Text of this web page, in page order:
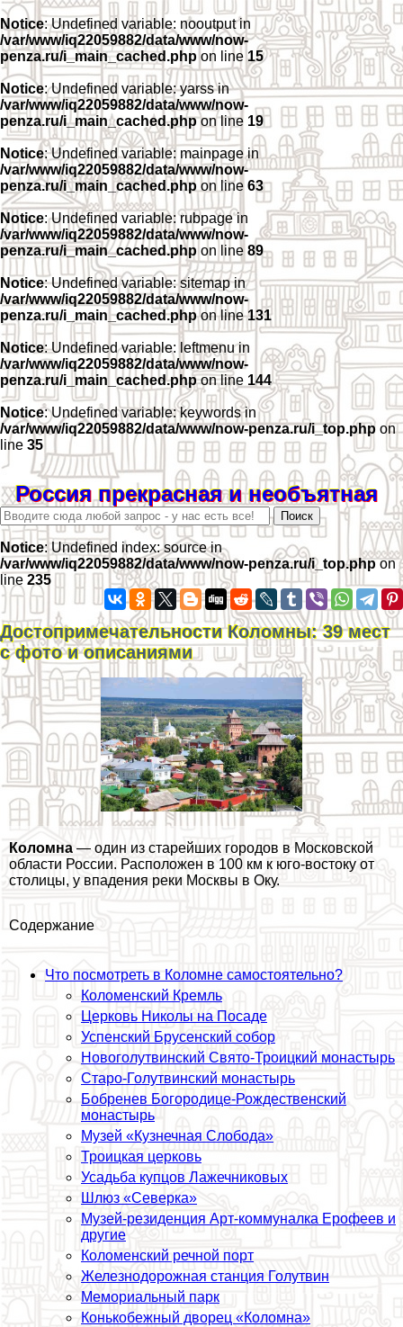
Notice: Undefined variable: nooutput in
/var/www/iq22059882/data/www/now-
penza.ru/i_main_cached.php on line 15
Notice: Undefined variable: yarss in
/var/www/iq22059882/data/www/now-
penza.ru/i_main_cached.phpon line 19
Notice: Undefined variable: mainpage in
/var/www/iq22059882/data/www/now-
penza.ru/i_main_cached.php on line 63
Notice: Undefined variable: rubpage in
/var/www/iq22059882/data/www/now-
penza.ru/i_main_cached.php on line 89
Notice: Undefined variable: sitemap in
/var/www/iq22059882/data/www/now-
penza.ru/i_main_cached.phpon line131
Notice: Undefined variable: leftmenu in
/var/www/iq22059882/data/www/now-
penza.ru/i_main_cached.phpon line 144
Notice: Undefined variable: keywords in
/var/www/iq22059882/data/www/now-penza.ru/i_top.php on
line 35
Россия прекрасная и необъятная
Notice: Undefined index: source in
/var/www/iq22059882/data/www/now-penza.ru/i_top.phpon
line 235
Достопримечательности Коломны: 39 мест
с фото и описаниями
Коломна — один из старейших городов в Московской
области России. Расположен в 100 км к юго-востоку от
столицы, у впадения реки Москвы в Оку.
Содержание
Что посмотреть в Коломне самостоятельно?
Коломенский Кремль
Церковь Николы на Посаде
Успенский Брусенский собор
Новоголутвинский Свято-Троицкий монастырь
Старо-Голутвинский монастырь
Бобренев Богородице-Рождественский
монастырь
Музей «Кузнечная Слобода»
Троицкая церковь
Усадьба купцов Лажечниковых
Шлюз «Северка»
Музей-резиденция Арт-коммуналка Ерофеев и
другие
Коломенский речной порт
Железнодорожная станция Голутвин
Мемориальный парк
Конькобежный дворец «Коломна»